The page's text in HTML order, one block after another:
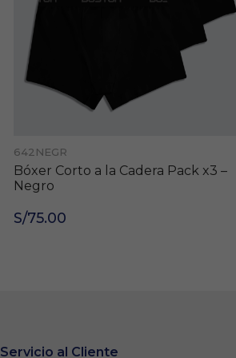
642NEGR
Bóxer Corto a la Cadera Pack x3 –
Negro
S/75.00
Servicio al Cliente